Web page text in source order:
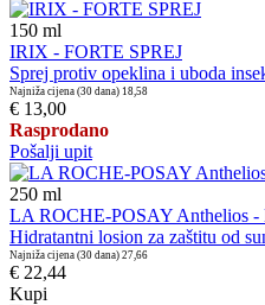
150 ml
IRIX - FORTE SPREJ
Sprej protiv opeklina i uboda
Najniža cijena (30 dana) 18,58
€ 13,00
Rasprodano
Pošalji upit
250 ml
LA ROCHE-POSAY Anthelios -
Hidratantni losion za zaštitu od
Najniža cijena (30 dana) 27,66
€ 22,44
Kupi